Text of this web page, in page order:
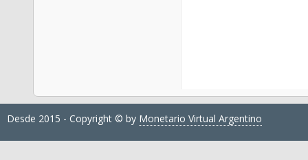
Desde 2015 - Copyright © by Monetario Virtual Argentino